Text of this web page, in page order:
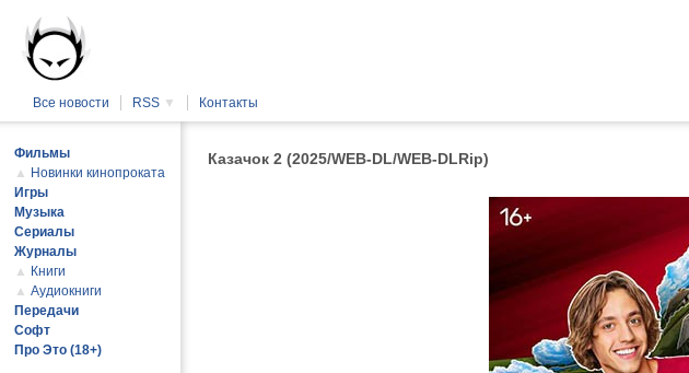
Все новости RSS ▼ Контакты
Казачок 2 (2025/WEB-DL/WEB-DLRip)
Фильмы
▲ Новинки кинопроката
Игры
Музыка
Сериалы
Журналы
▲ Книги
▲ Аудиокниги
Передачи
Софт
Про Это (18+)